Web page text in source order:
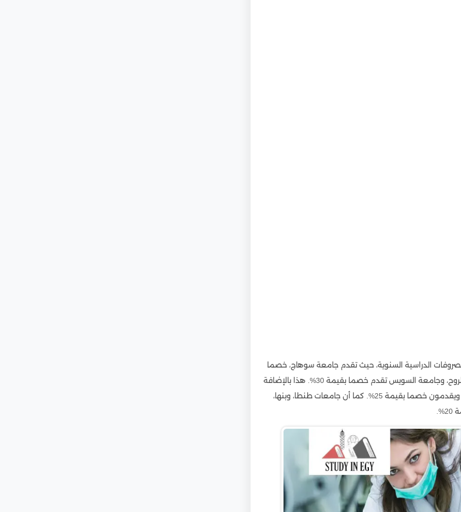
الدراسية السنوية، حيث تقدم جامعة سوهاج، خصما
بقيمة 35%. كما أن جامعات الزقازيق، وبني سويف، ومطروح، وجامعة السويس تقدم خصما بقيمة 30%. هذا بالإضافة
إلى جامعات أخرى وهم: المنيا، وجنوب الوادي، وأسوان، ويقدمون خصما بقيمة 25%. كما أن جامعات طنطا، وبنها،